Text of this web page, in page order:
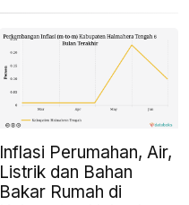
Inflasi Perumahan, Air,
Listrik dan Bahan
Bakar Rumah di